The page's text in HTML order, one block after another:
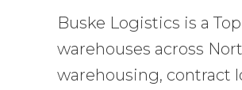
Buske Logistics is a
warehouses across
warehousing, contract